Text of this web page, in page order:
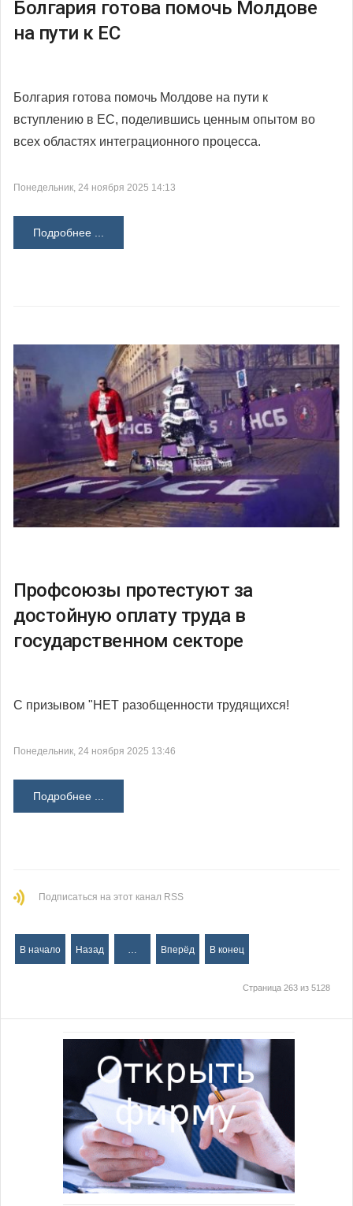
Болгария готова помочь Молдове
на пути к ЕС
Болгария готова помочь Молдове на пути к
вступлению в ЕС, поделившись ценным опытом во
всех областях интеграционного процесса.
Понедельник, 24 ноября 2025 14:13
Подробнее ...
Профсоюзы протестуют за
достойную оплату труда в
государственном секторе
С призывом "НЕТ разобщенности трудящихся!
Понедельник, 24 ноября 2025 13:46
Подробнее ...
Подписаться на этот канал RSS
В начало Назад Вперёд В конец
Страница 263 из 5128